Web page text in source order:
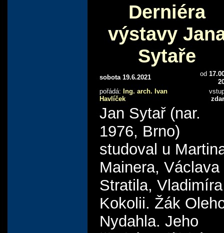
Derniéra
výstavy
Sytaře
sobota 19.6.2021 od
pořádá: Ing. arch. Ivan
Havlíček
Jan Sytař (nar.
1976, Brno)
studoval u
Mainera, Václava
Stratila, Vladimíra
Kokolii. Žák
Nydahla. Jeho